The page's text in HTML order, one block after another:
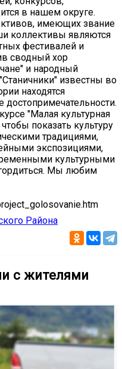
в нашем округе.
имеющих звание
коллективы являются
фестивалей и
сводный хор
и народный
известны во
находятся
"Малая культурная
показать культуру
традициями,
экспозициями,
культурными
Мы любим
Района
с жителями